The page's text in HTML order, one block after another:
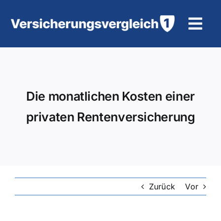
Inhalt
Motorradversicherung
Die monatlichen Kosten einer
privaten Rentenversicherung
Zurück Vor